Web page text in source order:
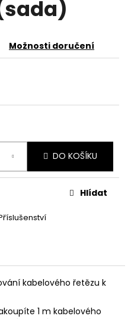
Možnosti doručení
DO KOŠÍKU
Hlídat
kabelového řetězu k
1 m kabelového